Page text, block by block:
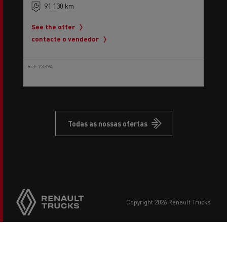
91 130 km
See the offer
contacte o vendedor
Ref: 73394
Todas as nossas ofertas
copyright 2026 Renault Trucks